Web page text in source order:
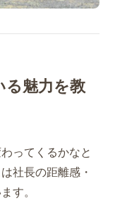
る魅力を教
ってくるかなと
社長の距離感・
す。